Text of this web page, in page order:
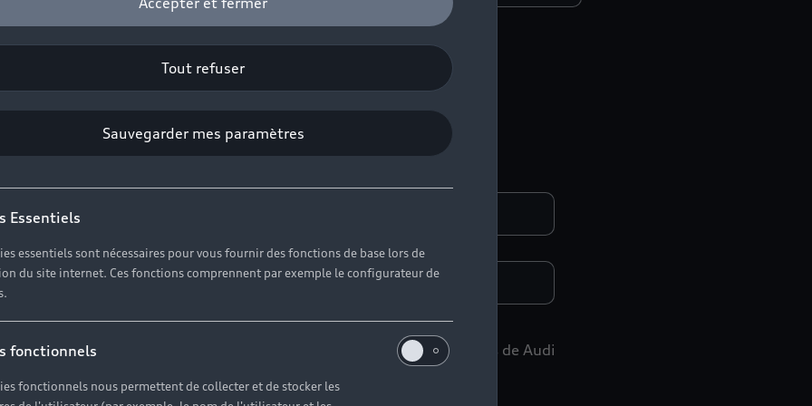
Tout refuser
Sauvegarder mes paramètres
Essentiels
essentiels sont nécessaires pour vous fournir des fonctions de base lors de
du site internet. Ces fonctions comprennent par exemple le configurateur de
fonctionnels
fonctionnels nous permettent de collecter et de stocker les
des offres commerciales et des invitations à des événements de Audi